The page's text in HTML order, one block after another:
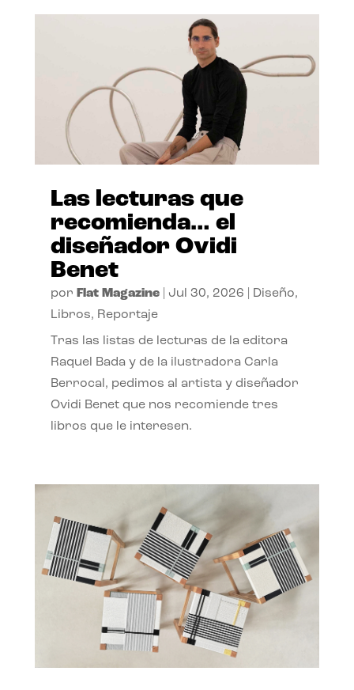
Las lecturas que
recomienda… el
diseñador Ovidi
Benet
por Flat Magazine| Jul 30, 2026 Diseño,
Libros, Reportaje
Tras las listas de lecturas de la editora
Raquel Bada y de la ilustradora Carla
Berrocal, pedimos al artista y diseñador
Ovidi Benet que nos recomiende tres
libros que le interesen.